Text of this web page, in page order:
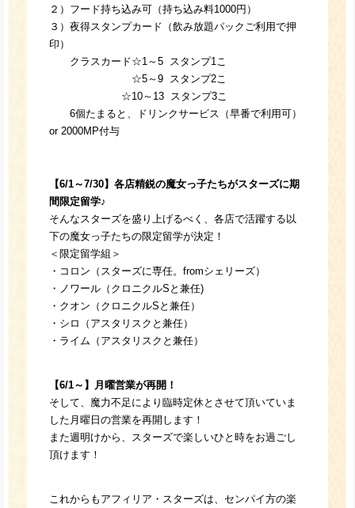
２）フード持ち込み可（持ち込み料1000円）
３）夜得スタンプカード（飲み放題パックご利用で押
印）
クラスカード☆1～5 スタンプ1こ
☆5～9 スタンプ2こ
☆10～13 スタンプ3こ
6個たまると、ドリンクサービス（早番で利用可）
or 2000MP付与
【6/1～7/30】各店精鋭の魔女っ子たちがスターズに期
間限定留学♪
そんなスターズを盛り上げるべく、各店で活躍する以
下の魔女っ子たちの限定留学が決定！
＜限定留学組＞
・コロン（スターズに専任。fromシェリーズ）
・ノワール（クロニクルSと兼任)
・クオン（クロニクルSと兼任）
・シロ（アスタリスクと兼任）
・ライム（アスタリスクと兼任）
【6/1～】月曜営業が再開！
そして、魔力不足により臨時定休とさせて頂いていま
した月曜日の営業を再開します！
また週明けから、スターズで楽しいひと時をお過ごし
頂けます！
これからもアフィリア・スターズは、センパイ方の楽